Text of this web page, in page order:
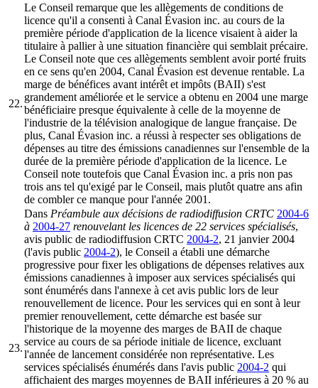
22.
Le Conseil remarque que les allègements de conditions de
licence qu'il a consenti à Canal Évasion inc. au cours de la
première période d'application de la licence visaient à aider la
titulaire à pallier à une situation financière qui semblait précaire.
Le Conseil note que ces allègements semblent avoir porté fruits
en ce sens qu'en 2004, Canal Évasion est devenue rentable. La
marge de bénéfices avant intérêt et impôts (BAII) s'est
grandement améliorée et le service a obtenu en 2004 une marge
bénéficiaire presque équivalente à celle de la moyenne de
l'industrie de la télévision analogique de langue française. De
plus, Canal Évasion inc. a réussi à respecter ses obligations de
dépenses au titre des émissions canadiennes sur l'ensemble de la
durée de la première période d'application de la licence. Le
Conseil note toutefois que Canal Évasion inc. a pris non pas
trois ans tel qu'exigé par le Conseil, mais plutôt quatre ans afin
de combler ce manque pour l'année 2001.
23.
Dans Préambule aux décisions de radiodiffusion CRTC 2004-6
à 2004-27 renouvelant les licences de 22 services spécialisés,
avis public de radiodiffusion CRTC 2004-2, 21 janvier 2004
(l'avis public 2004-2), le Conseil a établi une démarche
progressive pour fixer les obligations de dépenses relatives aux
émissions canadiennes à imposer aux services spécialisés qui
sont énumérés dans l'annexe à cet avis public lors de leur
renouvellement de licence. Pour les services qui en sont à leur
premier renouvellement, cette démarche est basée sur
l'historique de la moyenne des marges de BAII de chaque
service au cours de sa période initiale de licence, excluant
l'année de lancement considérée non représentative. Les
services spécialisés énumérés dans l'avis public 2004-2 qui
affichaient des marges moyennes de BAII inférieures à 20 % au